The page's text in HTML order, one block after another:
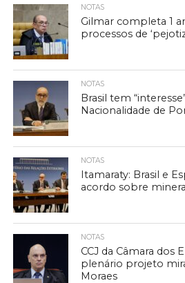
NOTAS
Gilmar completa 1
processos de
NOTAS
Brasil tem
Nacionalidade de
NOTAS
Itamaraty: Brasil e
acordo sobre
NOTAS
CCJ da Câmara dos
plenário projeto
Moraes